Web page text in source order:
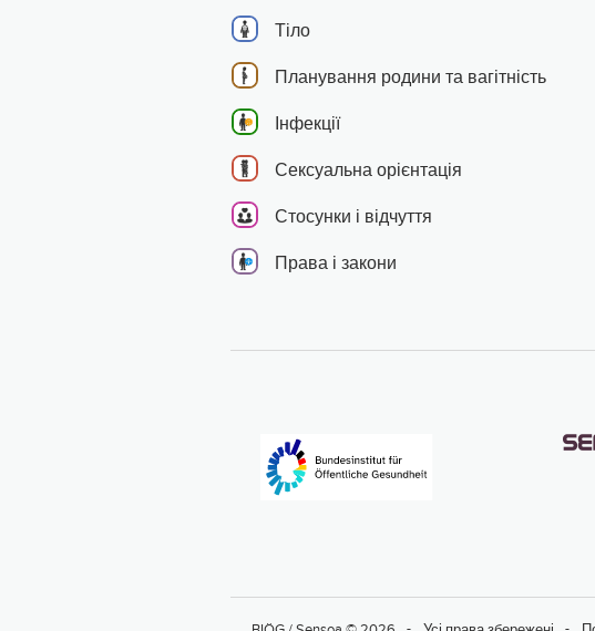
Тіло
Планування родини та вагітність
Інфекції
Сексуальна орієнтація
Стосунки і відчуття
Права і закони